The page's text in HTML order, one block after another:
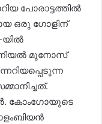
പോരാട്ടത്തിൽ
ഒരു ഗോളിന്
യിൽ
ഡാനിയൽ മുനോസ്
കോംഗോയുടെ